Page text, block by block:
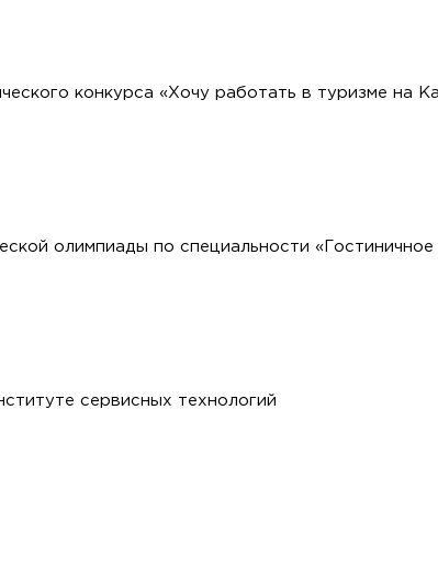
конкурса «Хочу работать в туризме на
олимпиады по специальности «Гостиничное
сервисных технологий